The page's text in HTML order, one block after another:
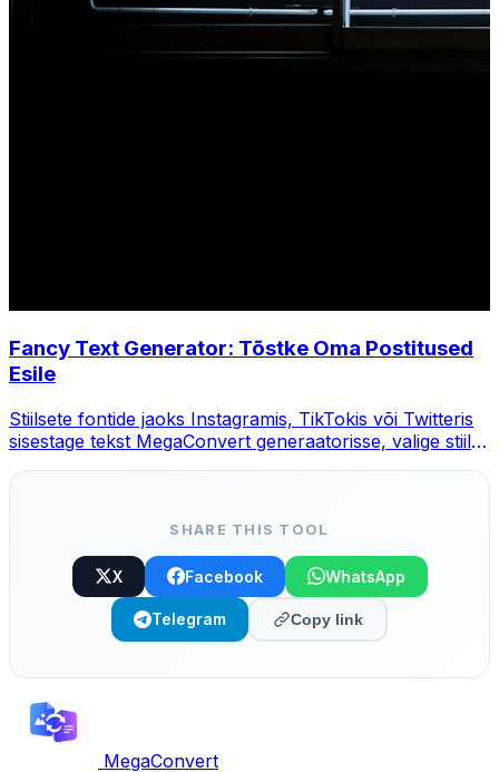
Fancy Text Generator: Tõstke Oma Postitused
Esile
Stiilsete fontide jaoks Instagramis, TikTokis või Twitteris
sisestage tekst MegaConvert generaatorisse, valige stiil ja
SHARE THIS TOOL
X Facebook WhatsApp
Telegram Copy link
MegaConvert